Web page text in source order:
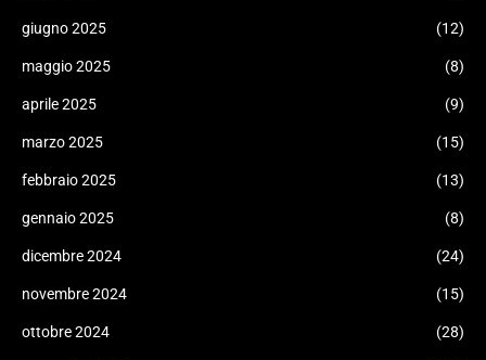
giugno 2025 (12)
maggio 2025 (8)
aprile 2025 (9)
marzo 2025 (15)
febbraio 2025 (13)
gennaio 2025 (8)
dicembre 2024 (24)
novembre 2024 (15)
ottobre 2024 (28)